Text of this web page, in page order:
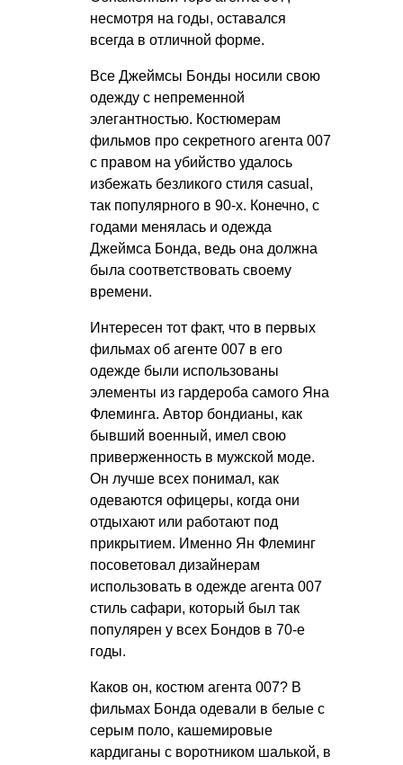
несмотря на годы, оставался
всегда в отличной форме.
Все Джеймсы Бонды носили свою
одежду с непременной
элегантностью. Костюмерам
фильмов про секретного агента 007
с правом на убийство удалось
избежать безликого стиля casual,
так популярного в 90-х. Конечно, с
годами менялась и одежда
Джеймса Бонда, ведь она должна
была соответствовать своему
времени.
Интересен тот факт, что в первых
фильмах об агенте 007 в его
одежде были использованы
элементы из гардероба самого Яна
Флеминга. Автор бондианы, как
бывший военный, имел свою
приверженность в мужской моде.
Он лучше всех понимал, как
одеваются офицеры, когда они
отдыхают или работают под
прикрытием. Именно Ян Флеминг
посоветовал дизайнерам
использовать в одежде агента 007
стиль сафари, который был так
популярен у всех Бондов в 70-е
годы.
Каков он, костюм агента 007? В
фильмах Бонда одевали в белые с
серым поло, кашемировые
кардиганы с воротником шалькой, в